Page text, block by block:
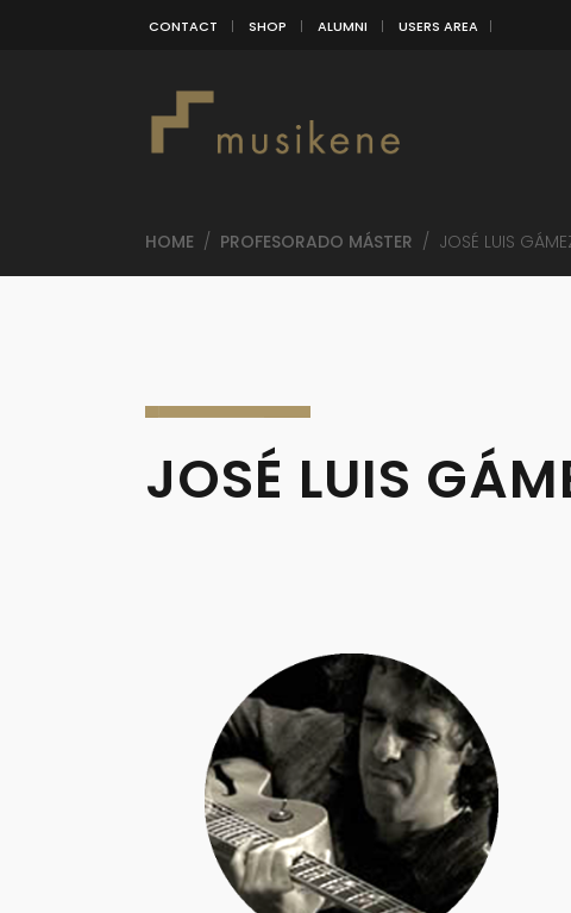
CONTACT SHOP ALUMNI USERS AREA
HOME / PROFESORADO MÁSTER / JOSÉ LUIS
JOSÉ LUIS